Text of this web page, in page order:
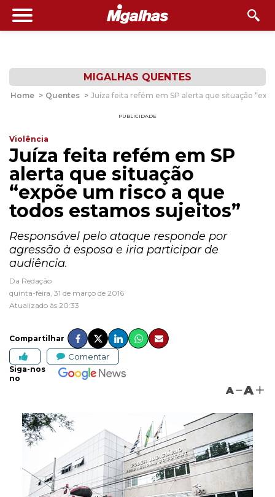
MIGALHAS QUENTES
Home > Quentes > Juíza feita refém em SP alerta que situação
PUBLICIDADE
Violência
Juíza feita refém em SP
alerta que situação
“expõe um risco a que
todos estamos sujeitos”
Responsável pelo ataque responde por
agressão à esposa e iria participar de
audiência.
Da Redação
quinta-feira, 31 de março de 2016
Atualizado às 20:33
Compartilhar
Comentar
Siga-nos
no
A A